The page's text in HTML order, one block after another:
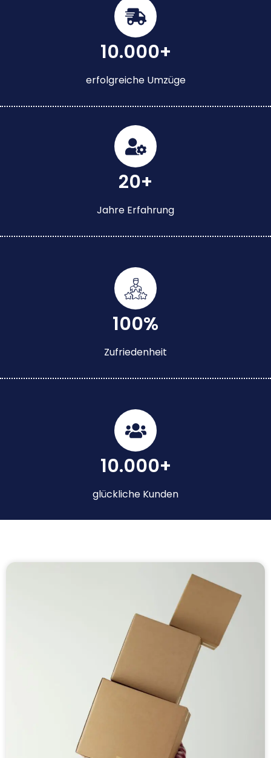
10.000+
erfolgreiche Umzüge
20+
Jahre Erfahrung
100%
Zufriedenheit
10.000+
glückliche Kunden